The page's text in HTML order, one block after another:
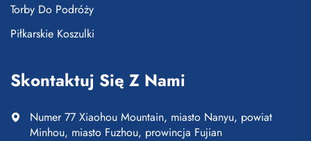
Torby Do Podróży
Piłkarskie Koszulki
Skontaktuj Się Z Nami
Numer 77 Xiaohou Mountain, miasto Nanyu, powiat
Minhou, miasto Fuzhou, prowincja Fujian